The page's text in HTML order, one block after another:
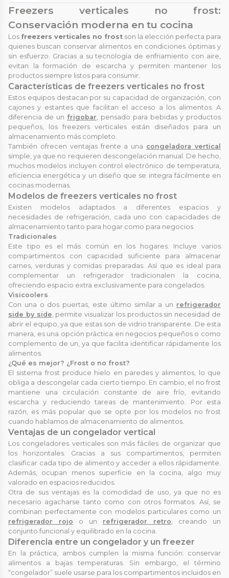
Freezers verticales no frost:
Conservación moderna en tu cocina
Los freezers verticales no frost son la elección perfecta para
quienes buscan conservar alimentos en condiciones óptimas y
sin esfuerzo. Gracias a su tecnología de enfriamiento con aire,
evitan la formación de escarcha y permiten mantener los
productos siempre listos para consumir.
Características de freezers verticales no frost
Estos equipos destacan por su capacidad de organización, con
cajones y estantes que facilitan el acceso a los alimentos. A
diferencia de un frigobar, pensado para bebidas y productos
pequeños, los freezers verticales están diseñados para un
almacenamiento más completo.
También ofrecen ventajas frente a una congeladora vertical
simple, ya que no requieren descongelación manual. De hecho,
muchos modelos incluyen control electrónico de temperatura,
eficiencia energética y un diseño que se integra fácilmente en
cocinas modernas.
Modelos de freezers verticales no frost
Existen modelos adaptados a diferentes espacios y
necesidades de refrigeración, cada uno con capacidades de
almacenamiento tanto para hogar como para negocios.
Tradicionales
Este tipo es el más común en los hogares. Incluye varios
compartimentos con capacidad suficiente para almacenar
carnes, verduras y comidas preparadas. Así que es ideal para
complementar un refrigerador tradicionalen la cocina,
ofreciendo espacio extra exclusivamente para congelados.
Visicoolers
Con una o dos puertas, este último similar a un refrigerador
side by side, permite visualizar los productos sin necesidad de
abrir el equipo, ya que estas son de vidrio transparente. De esta
manera, es una opción práctica en negocios pequeños o como
complemento de un, ya que facilita identificar rápidamente los
alimentos.
¿Qué es mejor? ¿Frost o no frost?
El sistema frost produce hielo en paredes y alimentos, lo que
obliga a descongelar cada cierto tiempo. En cambio, el no frost
mantiene una circulación constante de aire frío, evitando
escarcha y reduciendo tareas de mantenimiento. Por esta
razón, es más popular que se opte por los modelos no frost
cuando hablamos de almacenamiento de alimentos.
Ventajas de un congelador vertical
Los congeladores verticales son más fáciles de organizar que
los horizontales. Gracias a sus compartimentos, permiten
clasificar cada tipo de alimento y acceder a ellos rápidamente.
Además, ocupan menos superficie en la cocina, algo muy
valorado en espacios reducidos.
Otra de sus ventajas es la comodidad de uso, ya que no es
necesario agacharse tanto como con otros formatos. Así, se
combinan perfectamente con modelos particulares como un
refrigerador rojo o un refrigerador retro, creando un
conjunto funcional y equilibrado en la cocina.
Diferencia entre un congelador y un freezer
En la práctica, ambos cumplen la misma función: conservar
alimentos a bajas temperaturas. Sin embargo, el término
“congelador” suele usarse para los compartimentos incluidos en